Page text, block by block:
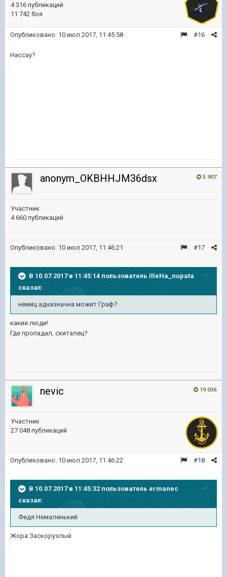
4 316 публикаций
11 742 боя
#16
Опубликовано: 10 июл 2017, 11:45:58
Нассау?
5 907
anonym_OKBHHJM36dsx
Участник
4 660 публикаций
#17
Опубликовано: 10 июл 2017, 11:46:21
В 10.07.2017 в 11:45:14 пользователь IIIeHa_nupata
сказал:
немиц адназначна можит Граф?
какие люди!
Где пропадал, скиталец?
19 036
nevic
Участник
27 048 публикаций
#18
Опубликовано: 10 июл 2017, 11:46:22
В 10.07.2017 в 11:45:32 пользователь ermanec
сказал:
Федя Немаленький
Жора Заскорузлый